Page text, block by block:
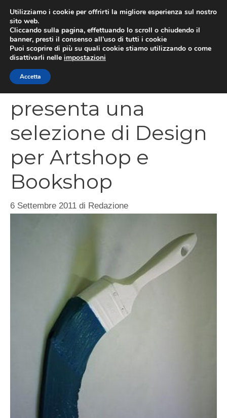
contenuto
Il Macef di Milano
presenta una
selezione di Design
per Artshop e
Bookshop
6 Settembre 2011 di Redazione
Utilizziamo i cookie per offrirti la migliore esperienza sul nostro
sito web.
Cliccando sulla pagina, effettuando lo scroll o chiudendo il
banner, presti il consenso all’uso di tutti i cookie
Puoi scoprire di più su quali cookie stiamo utilizzando o come
disattivarli nelle impostazioni
Accetta